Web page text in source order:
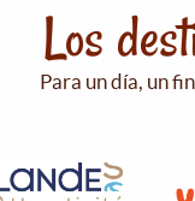
Los
Para un día, un